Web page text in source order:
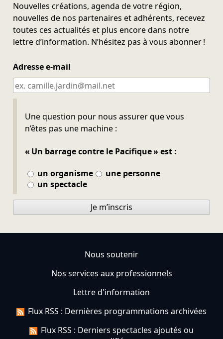
Nouvelles créations, agenda de votre région,
nouvelles de nos partenaires et adhérents, recevez
toutes ces actualités et plus encore dans notre
lettre d’information. N’hésitez pas à vous abonner !
Adresse e-mail
Une question pour nous assurer que vous
n’êtes pas une machine :
« Un barrage contre le Pacifique » est :
un organisme
une personne
un spectacle
Ne pas remplir
Je m’inscris
Nous soutenir
Nos services aux professionnels
Lettre d'information
Flux RSS : Dernières programmations archivées
Flux RSS : Derniers spectacles ajoutés ou